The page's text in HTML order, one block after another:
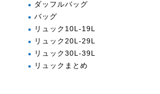
ダッフルバッグ
バッグ
リュック10L-19L
リュック20L-29L
リュック30L-39L
リュックまとめ